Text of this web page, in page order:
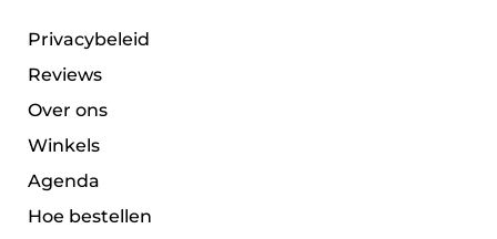
Privacybeleid
Reviews
Over ons
Winkels
Agenda
Hoe bestellen